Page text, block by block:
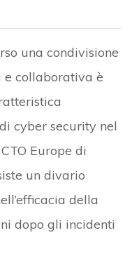
una condivisione
collaborativa è
cyber security nel
CTO Europe di
un divario
della
dopo gli incidenti